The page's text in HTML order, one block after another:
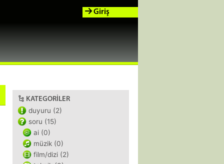
Giriş
KATEGORILER
duyuru (2)
soru (15)
ai (0)
müzik (0)
film/dizi (2)